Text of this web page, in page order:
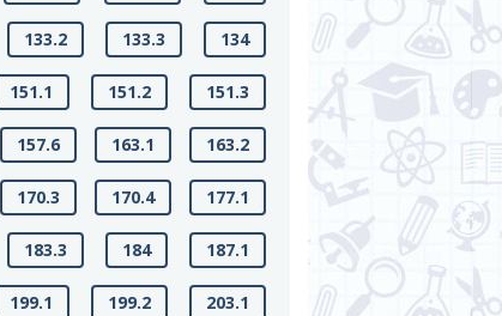
133.2 133.3 134
151.1 151.2 151.3
157.6 163.1 163.2
170.3 170.4 177.1
183.3 184 187.1
199.1 199.2 203.1